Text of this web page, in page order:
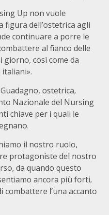
Up non vuole
figura dell’ostetrica agli
continuare a porre le
al fianco delle
così come da
ostetrica,
Nazionale del Nursing
chiave per i quali le
il nostro ruolo,
protagoniste del nostro
da quando questo
ancora più forti,
combattere l’una accanto